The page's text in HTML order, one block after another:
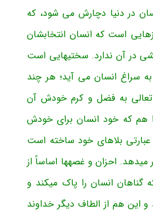
در دنیا دچارش می شود، که
است که انسان انتخابشان
در آن ندارد. سختیهایی است
سراغ انسان می آید؛ هر چند
تعالی به فضل و کرم خودش آن
هم که خود انسان برای خودش
بلاهای خود ساخته است
میدهد. احزان و غصه­ها اساساً از
گناهان انسان را پاک میکند و
این هم از الطاف دیگر خداوند